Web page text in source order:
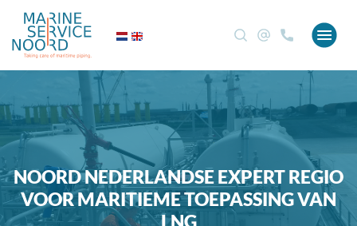
NOORD NEDERLANDSE EXPERT REGIO
VOOR MARITIEME TOEPASSING VAN
LNG